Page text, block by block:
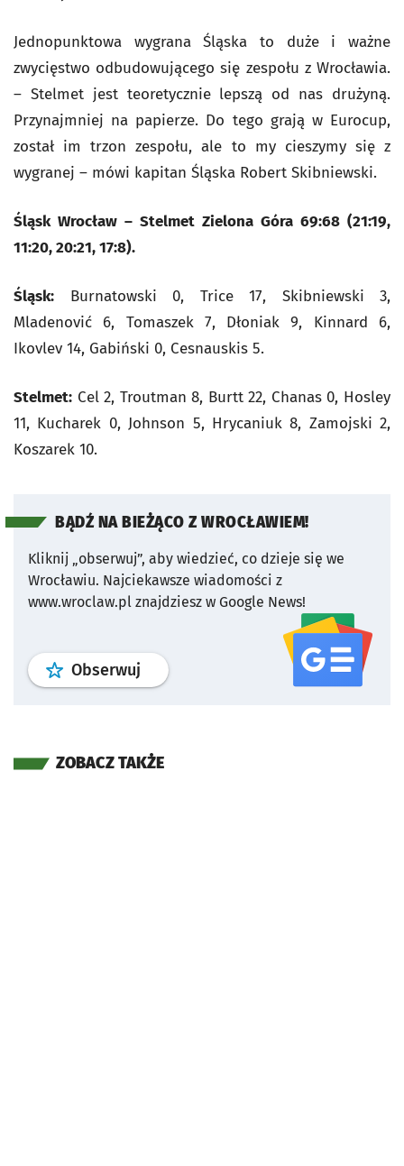
Jednopunktowa wygrana Śląska to duże i ważne
zwycięstwo odbudowującego się zespołu z Wrocławia.
– Stelmet jest teoretycznie lepszą od nas drużyną.
Przynajmniej na papierze. Do tego grają w Eurocup,
został im trzon zespołu, ale to my cieszymy się z
wygranej – mówi kapitan Śląska Robert Skibniewski.
Śląsk Wrocław – Stelmet Zielona Góra 69:68 (21:19,
11:20, 20:21, 17:8).
Śląsk: Burnatowski 0, Trice 17, Skibniewski 3,
Mladenović 6, Tomaszek 7, Dłoniak 9, Kinnard 6,
Ikovlev 14, Gabiński 0, Cesnauskis 5.
Stelmet: Cel 2, Troutman 8, Burtt 22, Chanas 0, Hosley
11, Kucharek 0, Johnson 5, Hrycaniuk 8, Zamojski 2,
Koszarek 10.
BĄDŹ NA BIEŻĄCO Z WROCŁAWIEM!
Kliknij „obserwuj”, aby wiedzieć, co dzieje się we
Wrocławiu. Najciekawsze wiadomości z
www.wroclaw.pl znajdziesz w Google News!
Obserwuj profil serwisu
ZOBACZ TAKŻE